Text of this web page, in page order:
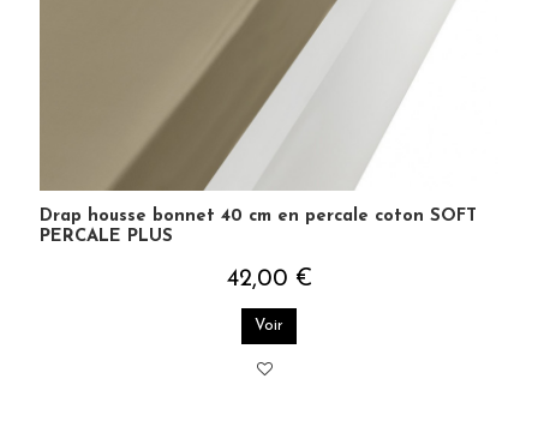
Drap housse bonnet 40 cm en percale coton SOFT
PERCALE PLUS
42,00 €
Voir